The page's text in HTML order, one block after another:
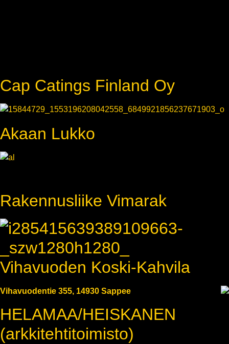
Cap Catings Finland Oy
Akaan Lukko
Rakennusliike Vimarak
Vihavuoden Koski-Kahvila
Vihavuodentie 355, 14930 Sappee
HELAMAA/HEISKANEN
(arkkitehtitoimisto)